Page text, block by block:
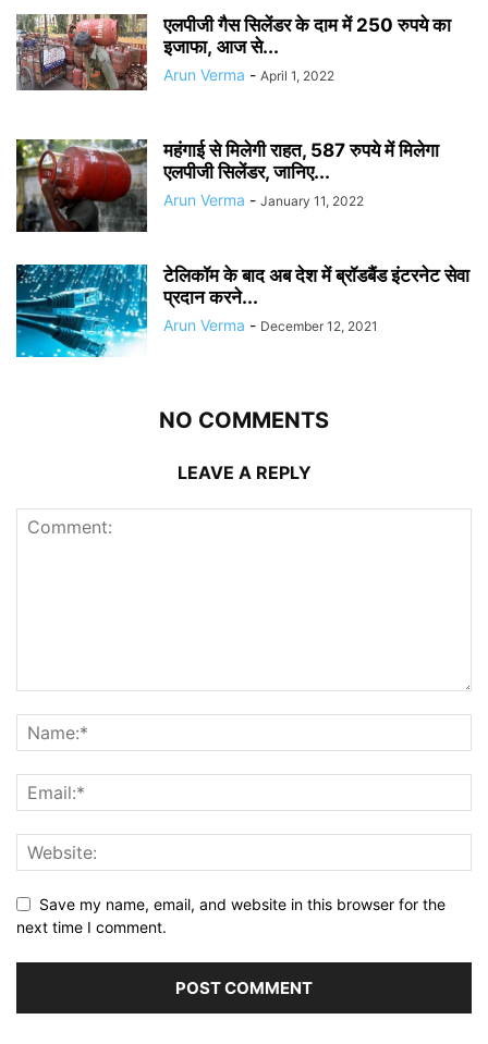
एलपीजी गैस सिलेंडर के दाम में 250 रुपये का
इजाफा, आज से...
Arun Verma - April 1, 2022
महंगाई से मिलेगी राहत, 587 रुपये में मिलेगा
एलपीजी सिलेंडर, जानिए...
Arun Verma - January 11, 2022
टेलिकॉम के बाद अब देश में ब्रॉडबैंड इंटरनेट सेवा
प्रदान करने...
Arun Verma - December 12, 2021
NO COMMENTS
LEAVE A REPLY
Save my name, email, and website in this browser for the
next time I comment.